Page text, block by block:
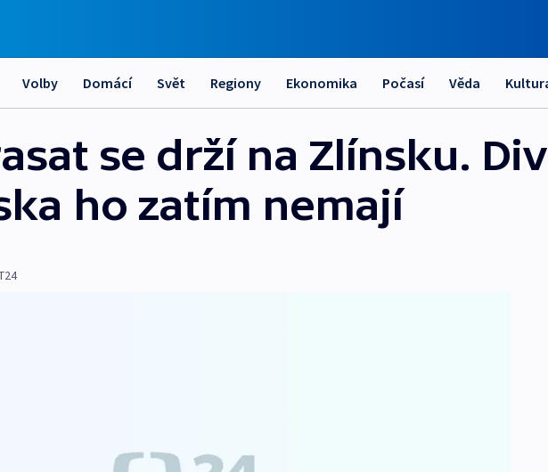
Volby Domácí Svět Regiony Ekonomika Počasí Věda
se drží na Zlínsku.
ho zatím nemají